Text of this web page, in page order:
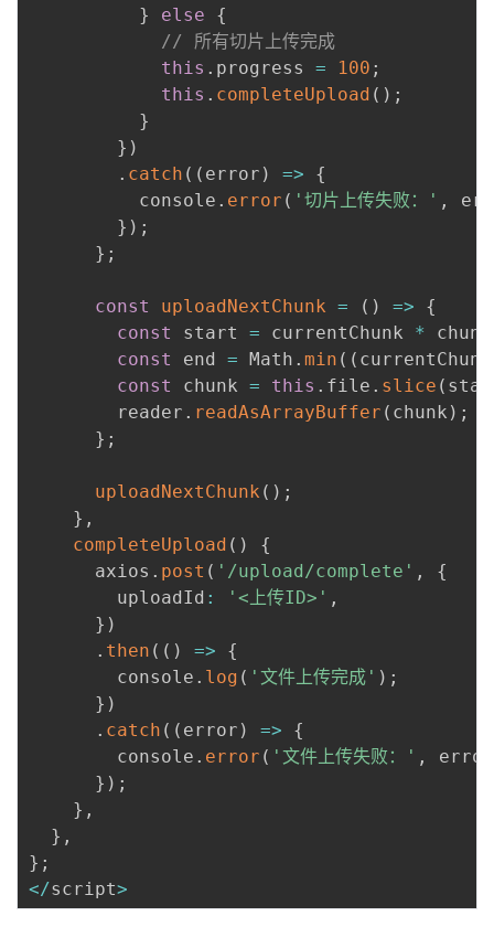
}
else
{
// 所有切片上传完成
this . progress = 100 ;
this . completeUpload ( ) ;
}
} )
. catch ( ( error ) =>
{
          console
. error ( '切片上传失败：' ,
} ) ;
} ;
const uploadNextChunk = ( ) =>
{
const
start = currentChunk *
const
end = Math . min ( (
const
chunk = this . file . slice (
        reader
. readAsArrayBuffer ( chunk ) ;
} ;
uploadNextChunk ( ) ;
} ,
completeUpload ( )
{
      axios
. post ( '/upload/complete' ,
{
        uploadId
: '<上传ID>' ,
} )
. then ( ( ) =>
{
        console
. log ( '文件上传完成' ) ;
} )
. catch ( ( error ) =>
{
        console
. error ( '文件上传失败：' ,
error
} ) ;
} ,
} ,
} ;
</script>